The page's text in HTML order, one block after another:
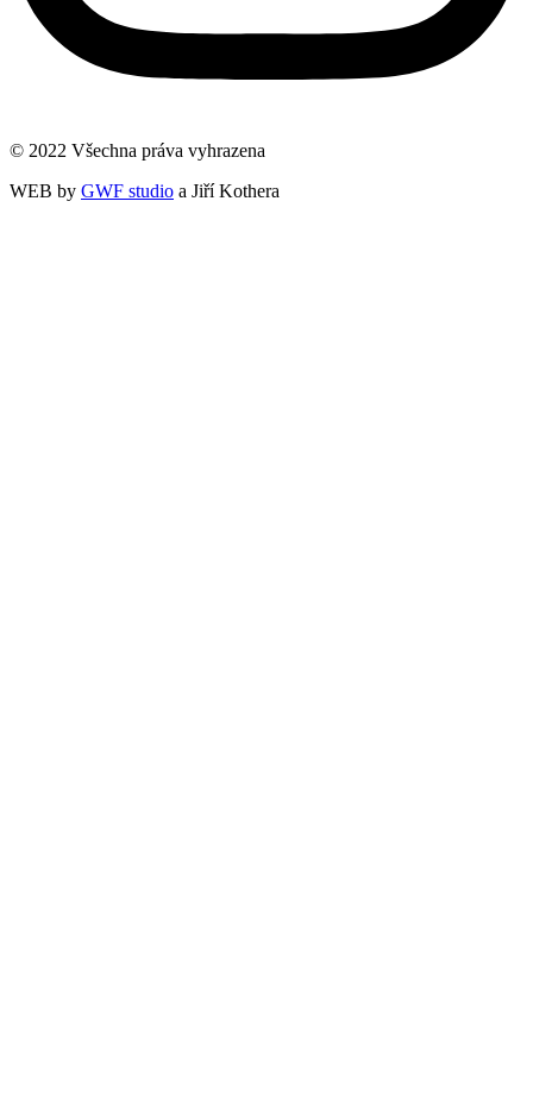
© 2022 Všechna práva vyhrazena
WEB by GWF studio a Jiří Kothera